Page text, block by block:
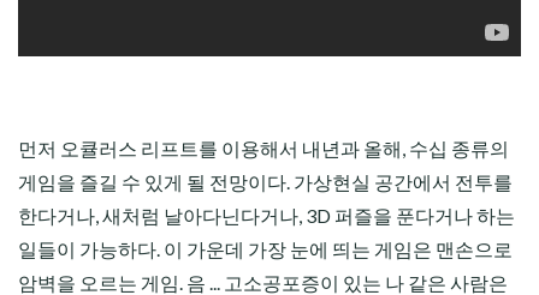
먼저 오큘러스 리프트를 이용해서 내년과 올해, 수십 종류의
게임을 즐길 수 있게 될 전망이다. 가상현실 공간에서 전투를
한다거나, 새처럼 날아다닌다거나, 3D 퍼즐을 푼다거나 하는
일들이 가능하다. 이 가운데 가장 눈에 띄는 게임은 맨손으로
암벽을 오르는 게임. 음 ... 고소공포증이 있는 나 같은 사람은